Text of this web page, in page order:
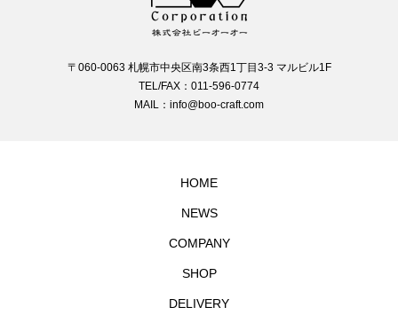
〒060-0063 札幌市中央区南3条西1丁目3-3 マルビル1F
TEL/FAX：011-596-0774
MAIL：info@boo-craft.com
HOME
NEWS
COMPANY
SHOP
DELIVERY